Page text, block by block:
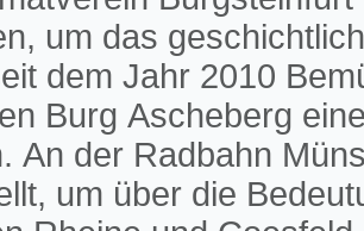
um das
dem Jahr 2010
Burg Ascheberg
An der Radbahn
um über die